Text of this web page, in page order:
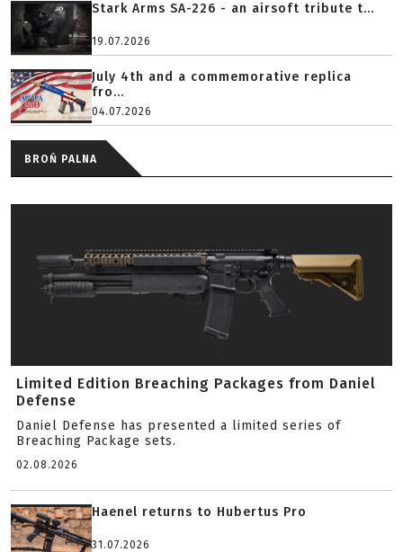
Stark Arms SA-226 - an airsoft tribute t...
19.07.2026
July 4th and a commemorative replica
fro...
04.07.2026
BROŃ PALNA
Limited Edition Breaching Packages from Daniel
Defense
Daniel Defense has presented a limited series of
Breaching Package sets.
02.08.2026
Haenel returns to Hubertus Pro
31.07.2026